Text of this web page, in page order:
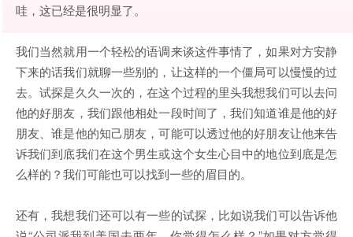
哇，这已经是很明显了。
我们当然就用一个轻松的语调来谈这件事情了，如果对方安静
下来的话我们就聊一些别的，让这样的一个僵局可以慢慢的过
去。试探是久久一次的，在这个过程的里头我想我们可以去问
他的好朋友，我们跟他相处一段时间了，我们知道谁是他的好
朋友、谁是他的知己朋友，可能可以透过他的好朋友让他来告
诉我们到底我们在这个男生或这个女生心目中的地位到底是怎
么样的？我们可能也可以找到一些的眉目的。
还有，我想我们还可以有一些的试探，比如说我们可以告诉他